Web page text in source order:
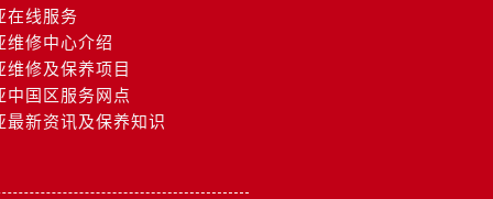
在线服务
维修中心介绍
维修及保养项目
中国区服务网点
最新资讯及保养知识